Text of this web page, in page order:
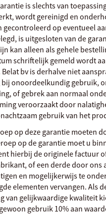
is slechts van
wordt gereinigd en
op eventueel
is uitgesloten van de
kan alleen als gehele
schriftelijk gemeld wordt
bv is derhalve niet
bij onoordeelkundig gebruik,
of gebrek aan normaal
veroorzaakt door
gebruik van het
op deze garantie moeten
op de garantie moet u
hierbij de originele factuur
of een derde door ons
en mogelijkerwijs te
elementen vervangen. Als
van gelijkwaardige kwaliteit
gebruik 10% aan